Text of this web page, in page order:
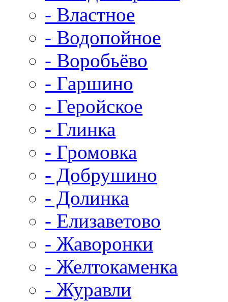
- Властное
- Водопойное
- Воробьёво
- Гаршино
- Геройское
- Глинка
- Громовка
- Добрушино
- Долинка
- Елизаветово
- Жаворонки
- Желтокаменка
- Журавли